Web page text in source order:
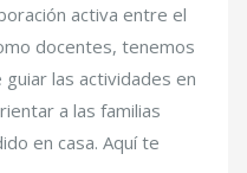
activa entre el
docentes, tenemos
las actividades en
a las familias
en casa. Aquí te